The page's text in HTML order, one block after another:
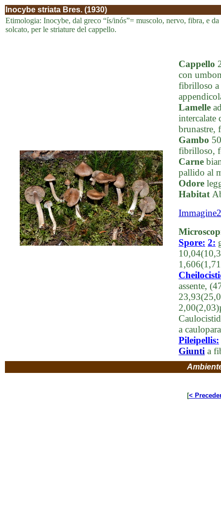
Inocybe striata Bres. (1930)
Etimologia: Inocybe, dal greco “ís/inós”= muscolo, nervo, fibra, e
solcato, per le striature del cappello.
Cappello
con
fibrilloso a
Lamelle
intercalate
brunastre,
Gambo
fibrilloso,
Carne
pallido al
Odore
Habitat
Immagine2
Spore: 2:
assente,
a
Pileipellis:
Giunti a
[<